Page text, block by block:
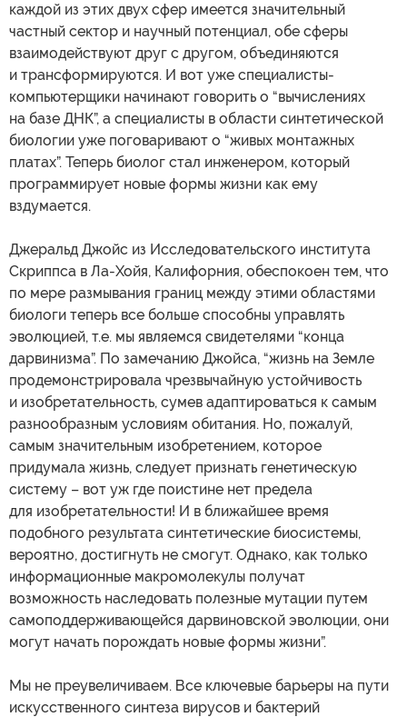
каждой из этих двух сфер имеется значительный
частный сектор и научный потенциал, обе сферы
взаимодействуют друг с другом, объединяются
и трансформируются. И вот уже специалисты-
компьютерщики начинают говорить о “вычислениях
на базе ДНК”, а специалисты в области синтетической
биологии уже поговаривают о “живых монтажных
платах”. Теперь биолог стал инженером, который
программирует новые формы жизни как ему
вздумается.
Джеральд Джойс из Исследовательского института
Скриппса в Ла-Хойя, Калифорния, обеспокоен тем, что
по мере размывания границ между этими областями
биологи теперь все больше способны управлять
эволюцией, т.е. мы являемся свидетелями “конца
дарвинизма”. По замечанию Джойса, “жизнь на Земле
продемонстрировала чрезвычайную устойчивость
и изобретательность, сумев адаптироваться к самым
разнообразным условиям обитания. Но, пожалуй,
самым значительным изобретением, которое
придумала жизнь, следует признать генетическую
систему – вот уж где поистине нет предела
для изобретательности! И в ближайшее время
подобного результата синтетические биосистемы,
вероятно, достигнуть не смогут. Однако, как только
информационные макромолекулы получат
возможность наследовать полезные мутации путем
самоподдерживающейся дарвиновской эволюции, они
могут начать порождать новые формы жизни”.
Мы не преувеличиваем. Все ключевые барьеры на пути
искусственного синтеза вирусов и бактерий